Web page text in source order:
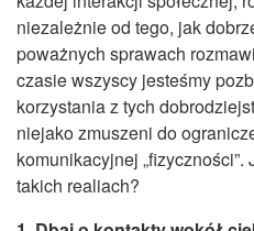
niezależnie od tego, jak
poważnych sprawach
czasie wszyscy jesteśmy
korzystania z tych
niejako zmuszeni do
komunikacyjnej
takich realiach?